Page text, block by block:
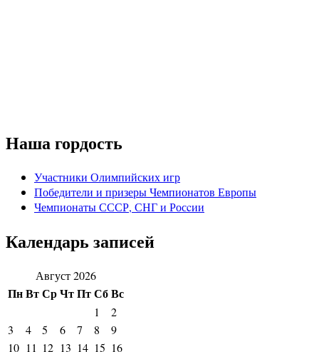
Наша гордость
Участники Олимпийских игр
Победители и призеры Чемпионатов Европы
Чемпионаты СССР, СНГ и Росcии
Календарь записей
Август 2026
ПнВтСрЧтПтСбВс
1
2
3
4 5 6 7 8
9
10 11 12 13 14 15 16